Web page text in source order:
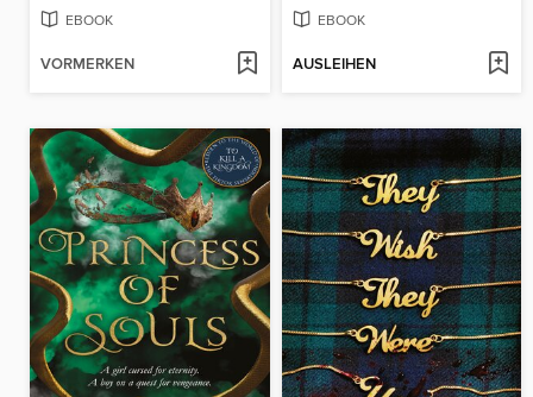
EBOOK
VORMERKEN
EBOOK
AUSLEIHEN